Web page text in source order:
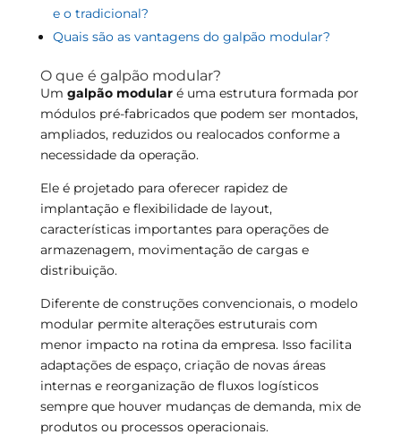
e o tradicional?
Quais são as vantagens do galpão modular?
O que é galpão modular?
Um galpão modularé uma estrutura formada por
módulos pré-fabricados que podem ser montados,
ampliados, reduzidos ou realocados conforme a
necessidade da operação.
Ele é projetado para oferecer rapidez de
implantação e flexibilidade de layout,
características importantes para operações de
armazenagem, movimentação de cargas e
distribuição.
Diferente de construções convencionais, o modelo
modular permite alterações estruturais com
menor impacto na rotina da empresa. Isso facilita
adaptações de espaço, criação de novas áreas
internas e reorganização de fluxos logísticos
sempre que houver mudanças de demanda, mix de
produtos ou processos operacionais.